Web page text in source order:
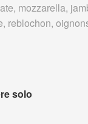
mozzarella,
reblochon,
solo